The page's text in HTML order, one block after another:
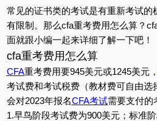
常见的证书类的考试是有重新考试的
有限制。那么cfa重考费用怎么算？
面就跟小编一起来详细了解一下吧！
cfa重考费用怎么算
CFA重考费用要945美元或1245美元，
考试费和考试税费（教材费可自由选
会对2023年报名CFA考试需要支付的
1.早鸟阶段考试费为900美元；标准阶